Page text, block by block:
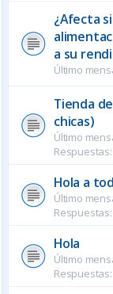
¿Afecta
a su
Último
Tienda
chicas)
Último
Respuestas:
Hola a
Último
Respuestas:
Hola
Último
Respuestas: